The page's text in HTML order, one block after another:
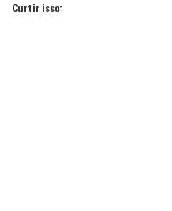
Curtir isso: